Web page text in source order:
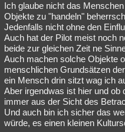
Ich glaube nicht das
Objekte zu "handeln"
Jedenfalls nicht ohne den
Auch hat der Pilot meist noch
beide zur gleichen Zeit ne
Auch machen solche Objekte
menschlichen Grundsätzen
ein Mensch drin sitzt wag ich
Aber irgendwas ist hier und
immer aus der Sicht des
Und auch bin ich sicher das
würde, es einen kleinen